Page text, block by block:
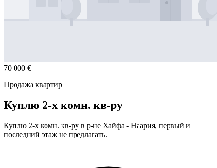
70 000 €
Продажа квартир
Куплю 2-х комн. кв-ру
Куплю 2-х комн. кв-ру в р-не Хайфа - Наария, первый и
последний этаж не предлагать.